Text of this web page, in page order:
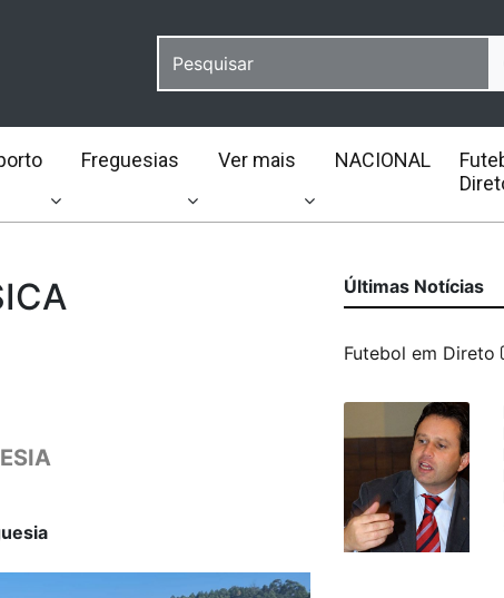
Freguesias Ver mais NACIONAL
Últimas Notícias
Futebol em Direto